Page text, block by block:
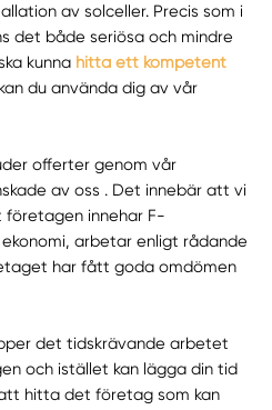
av solceller. Precis som i
det både seriösa och mindre
kunna hitta ett kompetent
du använda dig av vår
offerter genom vår
av oss . Det innebär att vi
innehar F-
arbetar enligt rådande
har fått goda omdömen
det tidskrävande arbetet
och istället kan lägga din tid
hitta det företag som kan